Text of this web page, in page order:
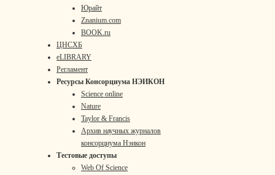
Юрайт
Znanium.com
BOOK.ru
ЦНСХБ
eLIBRARY
Регламент
Ресурсы Консорциума НЭИКОН
Science online
Nature
Taylor & Francis
Архив научных журналов
консорциума Нэикон
Тестовые доступы
Web Of Science